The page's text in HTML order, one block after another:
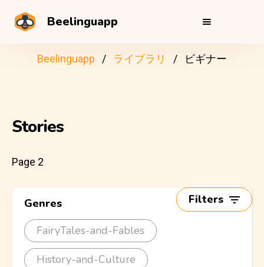
Beelinguapp
Beelinguapp ライブラリ ビギナー
Stories
Page 2
Filters
Genres
FairyTales-and-Fables
History-and-Culture